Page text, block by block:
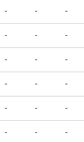
- - -
- - -
- - -
- - -
- - -
- - -